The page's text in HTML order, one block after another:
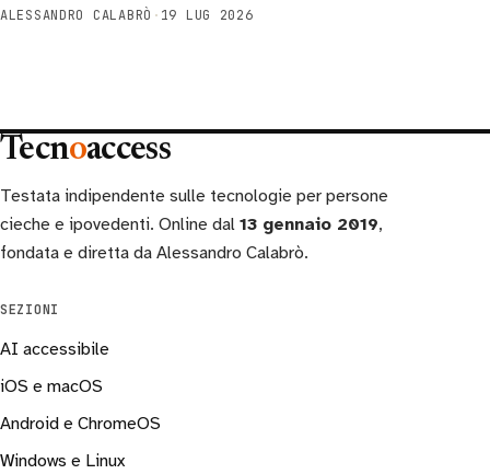
ALESSANDRO CALABRÒ · 19 LUG 2026
Tecnoaccess
Testata indipendente sulle tecnologie per persone
cieche e ipovedenti. Online dal 13 gennaio 2019,
fondata e diretta da Alessandro Calabrò.
SEZIONI
AI accessibile
iOS e macOS
Android e ChromeOS
Windows e Linux